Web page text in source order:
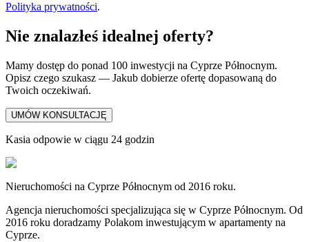
Polityka prywatności.
Nie znalazłeś idealnej oferty?
Mamy dostęp do ponad 100 inwestycji na Cyprze Północnym.
Opisz czego szukasz — Jakub dobierze ofertę dopasowaną do
Twoich oczekiwań.
UMÓW KONSULTACJĘ
Kasia odpowie w ciągu 24 godzin
Nieruchomości na Cyprze Północnym od 2016 roku.
Agencja nieruchomości specjalizująca się w Cyprze Północnym. Od
2016 roku doradzamy Polakom inwestującym w apartamenty na
Cyprze.